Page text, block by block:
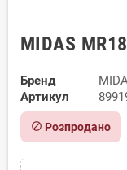
MIDAS
Бренд
Артикул
block Розпродано